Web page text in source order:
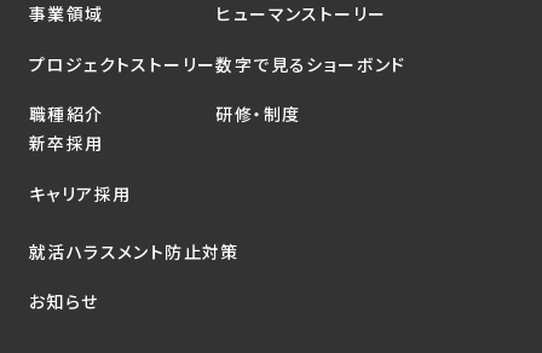
事業領域
プロジェクトストーリー
職種紹介
ヒューマンストーリー
数字で見るショーボンド
研修・制度
新卒採用
キャリア採用
就活ハラスメント防止対策
お知らせ